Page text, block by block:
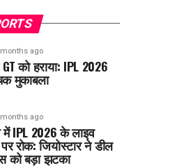
ago
को हराया: IPL 2026
मुकाबला
ago
में IPL 2026 के लाइव
रोक: जियोस्टार ने डील
को बड़ा झटका